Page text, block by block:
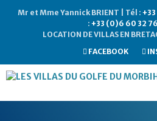
Mr et Mme Yannick BRIENT | Tél :
: +33 (0)6 60 32
LOCATION DE VILLAS EN
FACEBOOK